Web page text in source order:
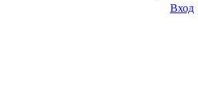
Вход